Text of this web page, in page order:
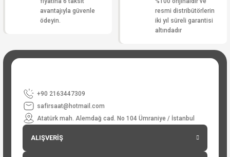
avantajıyla güvenle
ödeyin.
resmi distribütörlerin
iki yıl süreli garantisi
altındadır
+90 2163447309
safirsaat@hotmail.com
Atatürk mah. Alemdağ cad. No 104 Ümraniye / İstanbul
ALIŞVERİŞ